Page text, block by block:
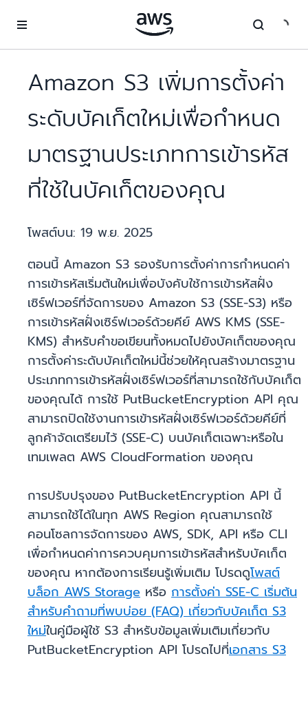
Amazon S3 เพิ่มการตั้งค่า
ระดับบัคเก็ตใหม่เพื่อกำหนด
มาตรฐานประเภทการเข้ารหัส
ที่ใช้ในบัคเก็ตของคุณ
โพสต์บน: 19 พ.ย. 2025
ตอนนี้ Amazon S3 รองรับการตั้งค่าการกำหนดค่า
การเข้ารหัสเริ่มต้นใหม่เพื่อบังคับใช้การเข้ารหัสฝั่ง
เซิร์ฟเวอร์ที่จัดการของ Amazon S3 (SSE-S3) หรือ
การเข้ารหัสฝั่งเซิร์ฟเวอร์ด้วยคีย์ AWS KMS (SSE-
KMS) สำหรับคำขอเขียนทั้งหมดไปยังบัคเก็ตของคุณ
การตั้งค่าระดับบัคเก็ตใหม่นี้ช่วยให้คุณสร้างมาตรฐาน
ประเภทการเข้ารหัสฝั่งเซิร์ฟเวอร์ที่สามารถใช้กับบัคเก็ต
ของคุณได้ การใช้ PutBucketEncryption API คุณ
สามารถปิดใช้งานการเข้ารหัสฝั่งเซิร์ฟเวอร์ด้วยคีย์ที่
ลูกค้าจัดเตรียมไว้ (SSE-C) บนบัคเก็ตเฉพาะหรือใน
เทมเพลต AWS CloudFormation ของคุณ
การปรับปรุงของ PutBucketEncryption API นี้
สามารถใช้ได้ในทุก AWS Region คุณสามารถใช้
คอนโซลการจัดการของ AWS, SDK, API หรือ CLI
เพื่อกำหนดค่าการควบคุมการเข้ารหัสสำหรับบัคเก็ต
ของคุณ หากต้องการเรียนรู้เพิ่มเติม โปรดดูโพสต์
บล็อก AWS Storage หรือ การตั้งค่า SSE-C เริ่มต้น
สำหรับคำถามที่พบบ่อย (FAQ) เกี่ยวกับบัคเก็ต S3
ใหม่ในคู่มือผู้ใช้ S3 สำหรับข้อมูลเพิ่มเติมเกี่ยวกับ
PutBucketEncryption API โปรดไปที่เอกสาร S3